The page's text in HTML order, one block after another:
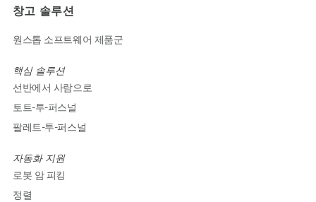
창고 솔루션
원스톱 소프트웨어 제품군
핵심 솔루션
선반에서 사람으로
토트-투-퍼스널
팔레트-투-퍼스널
자동화 지원
로봇 암 피킹
정렬